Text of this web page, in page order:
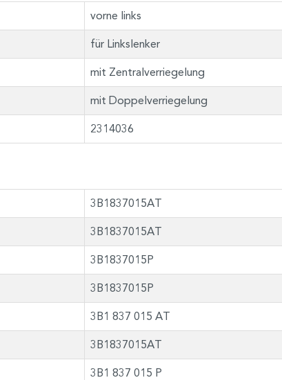
vorne links
für Linkslenker
mit Zentralverriegelung
mit Doppelverriegelung
2314036
3B1837015AT
3B1837015AT
3B1837015P
3B1837015P
3B1 837 015 AT
3B1837015AT
3B1 837 015 P